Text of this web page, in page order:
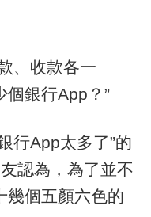
、收款各一
銀行App？”
App太多了”的
認為，為了並不
幾個五顏六色的